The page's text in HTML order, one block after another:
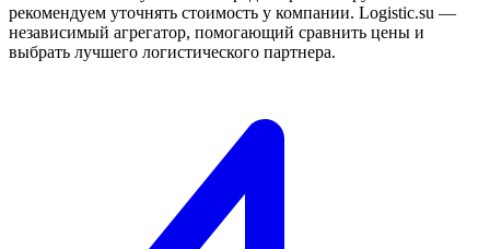
рекомендуем уточнять стоимость у компании. Logistic.su —
независимый агрегатор, помогающий сравнить цены и
выбрать лучшего логистического партнера.